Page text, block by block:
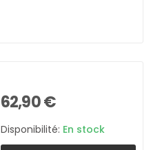
62,90 €
Disponibilité: En stock